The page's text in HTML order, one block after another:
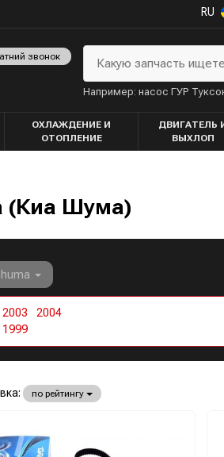
RU
звонок Какую запчасть
Например: насос ГУР
ОХЛАЖДЕНИЕ И
ОТОПЛЕНИЕ
ДВИГАТЕЛЬ
ВЫХЛОП
(Киа Шума)
2003
2004
1999
по рейтингу